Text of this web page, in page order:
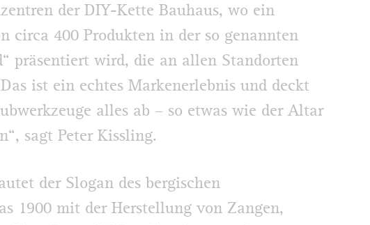
der DIY-Kette Bauhaus, wo ein
circa 400 Produkten in der so genannten
präsentiert wird, die an allen Standorten
ist ein echtes Markenerlebnis und deckt
alles ab – so etwas wie der Altar
sagt Peter Kissling.
der Slogan des ber­gischen
1900 mit der Herstellung von Zangen,